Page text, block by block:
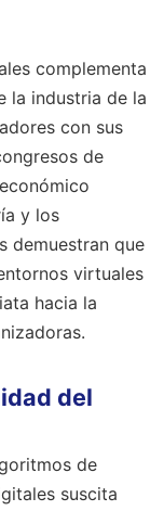
complementa
la industria de la
con sus
de
y los
demuestran que
virtuales
hacia la
del
de
suscita